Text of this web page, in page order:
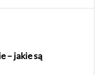
– jakie są